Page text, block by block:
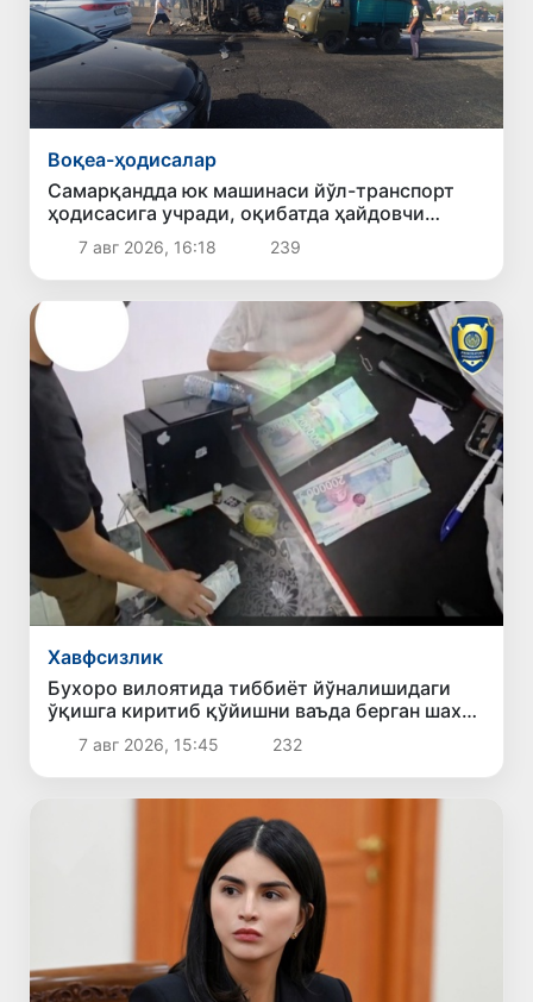
Воқеа-ҳодисалар
Самарқандда юк машинаси йўл-транспорт
ҳодисасига учради, оқибатда ҳайдовчи
ҳалок бўлди
7 авг 2026, 16:18 239
Хавфсизлик
Бухоро вилоятида тиббиёт йўналишидаги
ўқишга киритиб қўйишни ваъда берган шахс
ушланди
7 авг 2026, 15:45 232